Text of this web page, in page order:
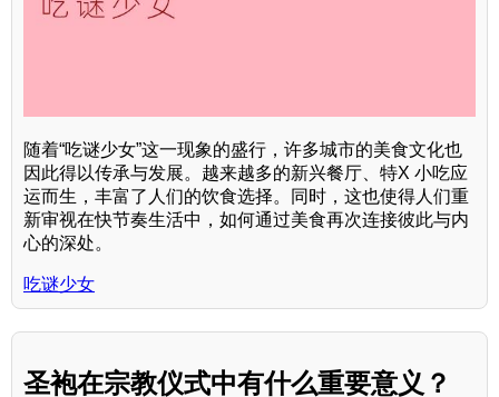
随着“吃谜少女”这一现象的盛行，许多城市的美食文化也
因此得以传承与发展。越来越多的新兴餐厅、特X 小吃应
运而生，丰富了人们的饮食选择。同时，这也使得人们重
新审视在快节奏生活中，如何通过美食再次连接彼此与内
心的深处。
吃谜少女
圣袍在宗教仪式中有什么重要意义？